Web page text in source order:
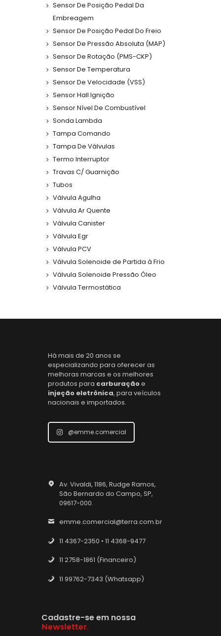
Sensor De Posição Pedal Da
Embreagem
Sensor De Posição Pedal Do Freio
Sensor De Pressão Absoluta (MAP)
Sensor De Rotação (PMS-CKP)
Sensor De Temperatura
Sensor De Velocidade (VSS)
Sensor Hall Ignição
Sensor Nível De Combustível
Sonda Lambda
Tampa Comando
Tampa De Válvulas
Termo Interruptor
Travas C/ Guarnição
Tubos
Válvula Agulha
Válvula Ar Quente
Válvula Canister
Válvula Egr
Válvula PCV
Válvula Solenoide de Partida à Frio
Válvula Solenoide Pressão Óleo
Válvula Termostática
Há mais de 20 anos se
especializando para oferecer as
melhoras marcas e os melhores
produtos para carburaçãoe
injeção eletrônica, para veículos
nacionais e importados.
@emme.comercial
Av. Vivaldi, 1186, Rudge Ramos,
São Bernardo do Campo, SP,
09617-000.
emme.comercial@terra.com.br
11 4367-2350 • 11 4368-9477
11 2758-1861 (Financeiro)
11 99762-7343 (Whatsapp)
Cadastre-se em nossa
Newsletter.